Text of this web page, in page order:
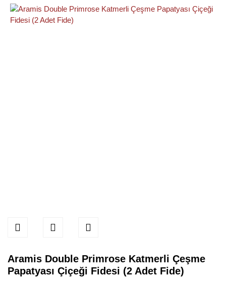
Aramis Double Primrose Katmerli Çeşme
Papatyası Çiçeği Fidesi (2 Adet Fide)